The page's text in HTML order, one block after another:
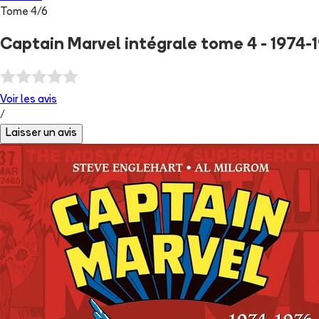
Tome 4/6
Captain Marvel intégrale tome 4 - 1974-
Voir les avis
/
Laisser un avis